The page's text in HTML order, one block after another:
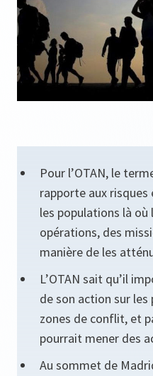
Pour l’OTAN, le
rapporte aux risques
les populations là où
opérations, des
manière de les
L’OTAN sait qu’il
de son action sur
zones de conflit, et
pourrait mener des
Au sommet de